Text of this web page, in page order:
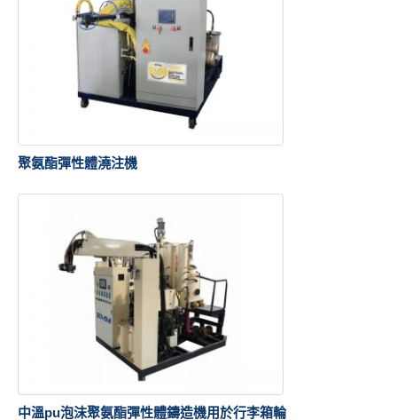
聚氨酯彈性體澆注機
中溫pu泡沫聚氨酯彈性體鑄造機用於行李箱輪